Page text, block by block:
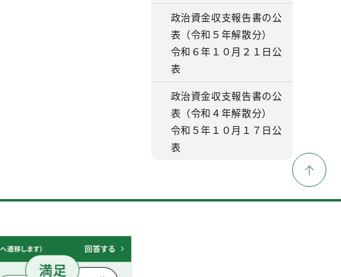
政治資金収支報告書の公
表（令和５年解散分）
令和６年１０月２１日公
表
政治資金収支報告書の公
表（令和４年解散分）
令和５年１０月１７日公
表